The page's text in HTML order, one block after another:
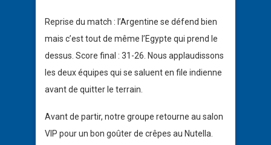
Reprise du match : l’Argentine se défend bien
mais c’est tout de même l’Egypte qui prend le
dessus. Score final : 31-26. Nous applaudissons
les deux équipes qui se saluent en file indienne
avant de quitter le terrain.
Avant de partir, notre groupe retourne au salon
VIP pour un bon goûter de crêpes au Nutella.